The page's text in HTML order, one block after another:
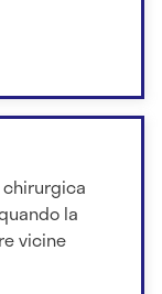
la
vicine